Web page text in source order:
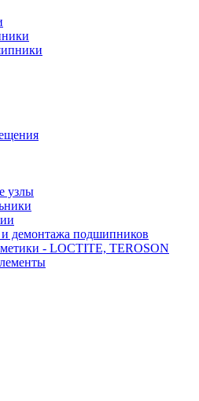
узлы
демонтажа подшипников
- LOCTITE, TEROSON